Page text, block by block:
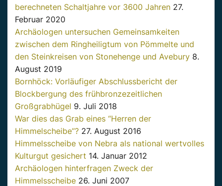
berechneten Schaltjahre vor 3600 Jahren 27.
Februar 2020
Archäologen untersuchen Gemeinsamkeiten
zwischen dem Ringheiligtum von Pömmelte und
den Steinkreisen von Stonehenge und Avebury 8.
August 2019
Bornhöck: Vorläufiger Abschlussbericht der
Blockbergung des frühbronzezeitlichen
Großgrabhügel 9. Juli 2018
War dies das Grab eines “Herren der
Himmelscheibe”? 27. August 2016
Himmelsscheibe von Nebra als national wertvolles
Kulturgut gesichert 14. Januar 2012
Archäologen hinterfragen Zweck der
Himmelsscheibe 26. Juni 2007